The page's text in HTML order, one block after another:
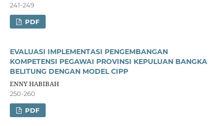
241-249
PDF
EVALUASI IMPLEMENTASI PENGEMBANGAN
KOMPETENSI PEGAWAI PROVINSI KEPULUAN BANGKA
BELITUNG DENGAN MODEL CIPP
ENNY HABIBAH
250-260
PDF